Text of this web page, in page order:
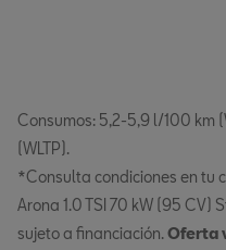
Consumos: 5,2-5,9 l/100 km
(WLTP).
*Consulta condiciones en tu
Arona 1.0 TSI 70 kW (95 CV)
sujeto a financiación.Oferta